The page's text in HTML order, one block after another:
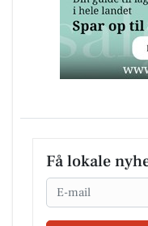
Få lokale
Email